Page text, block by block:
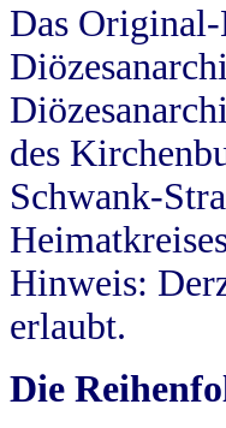
Das
des
Schwank-
Hinweis:
erlaubt.
Die